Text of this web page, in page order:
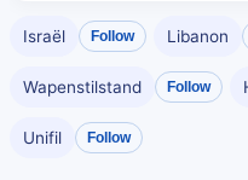
Israël Follow Libanon
Wapenstilstand Follow
Unifil Follow